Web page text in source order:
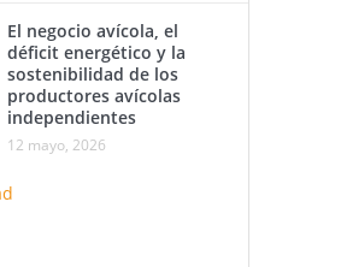
El negocio avícola, el
déficit energético y la
sostenibilidad de los
productores avícolas
independientes
12 mayo, 2026